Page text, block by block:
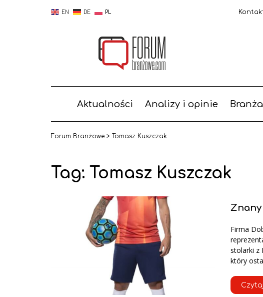
EN DE PL
Aktualności Analizy i opinie Branża
Forum Branżowe > Tomasz Kuszczak
Tag: Tomasz Kuszczak
Znany
Firma
stolarki z
który